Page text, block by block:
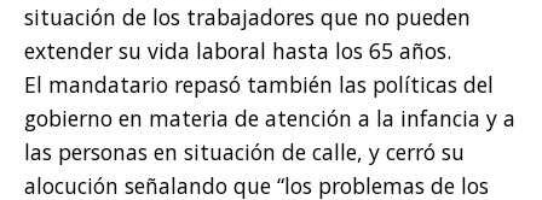
situación de los trabajadores que no pueden
extender su vida laboral hasta los 65 años.
El mandatario repasó también las políticas del
gobierno en materia de atención a la infancia y a
las personas en situación de calle, y cerró su
alocución señalando que “los problemas de los